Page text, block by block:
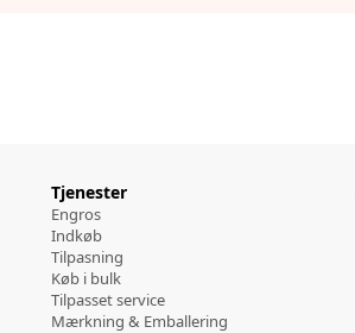
Tjenester
Engros
Indkøb
Tilpasning
Køb i bulk
Tilpasset service
Mærkning & Emballering